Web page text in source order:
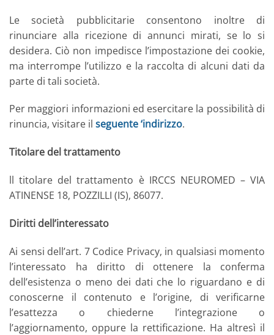
Le società pubblicitarie consentono inoltre di
rinunciare alla ricezione di annunci mirati, se lo si
desidera. Ciò non impedisce l’impostazione dei cookie,
ma interrompe l’utilizzo e la raccolta di alcuni dati da
parte di tali società.
Per maggiori informazioni ed esercitare la possibilità di
rinuncia, visitare il seguente ‘indirizzo.
Titolare del trattamento
ll titolare del trattamento è IRCCS NEUROMED – VIA
ATINENSE 18, POZZILLI (IS), 86077.
Diritti dell’interessato
Ai sensi dell’art. 7 Codice Privacy, in qualsiasi momento
l’interessato ha diritto di ottenere la conferma
dell’esistenza o meno dei dati che lo riguardano e di
conoscerne il contenuto e l’origine, di verificarne
l’esattezza o chiederne l’integrazione o
l’aggiornamento, oppure la rettificazione. Ha altresì il